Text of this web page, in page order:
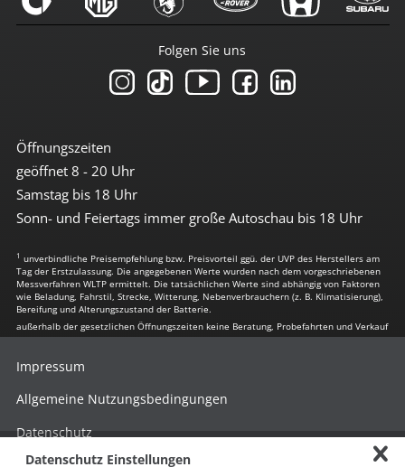
Öffnungszeiten
geöffnet 8 - 20 Uhr
Samstag bis 18 Uhr
Sonn- und Feiertags immer große Autoschau bis 18 Uhr
Folgen Sie uns
1 unverbindliche Preisempfehlung bzw. Preisvorteil ggü. der UVP des Herstellers am
Tag der Erstzulassung. Die angegebenen Werte wurden nach dem vorgeschriebenen
Messverfahren WLTP ermittelt. Die tatsächlichen Werte sind abhängig von Faktoren
wie Beladung, Fahrstil, Strecke, Witterung, Nebenverbrauchern (z. B. Klimatisierung),
Bereifung und Alterungszustand der Batterie.
außerhalb der gesetzlichen Öffnungszeiten keine Beratung, Probefahrten und Verkauf
Impressum
Allgemeine Nutzungsbedingungen
Datenschutz
Datenschutz Einstellungen